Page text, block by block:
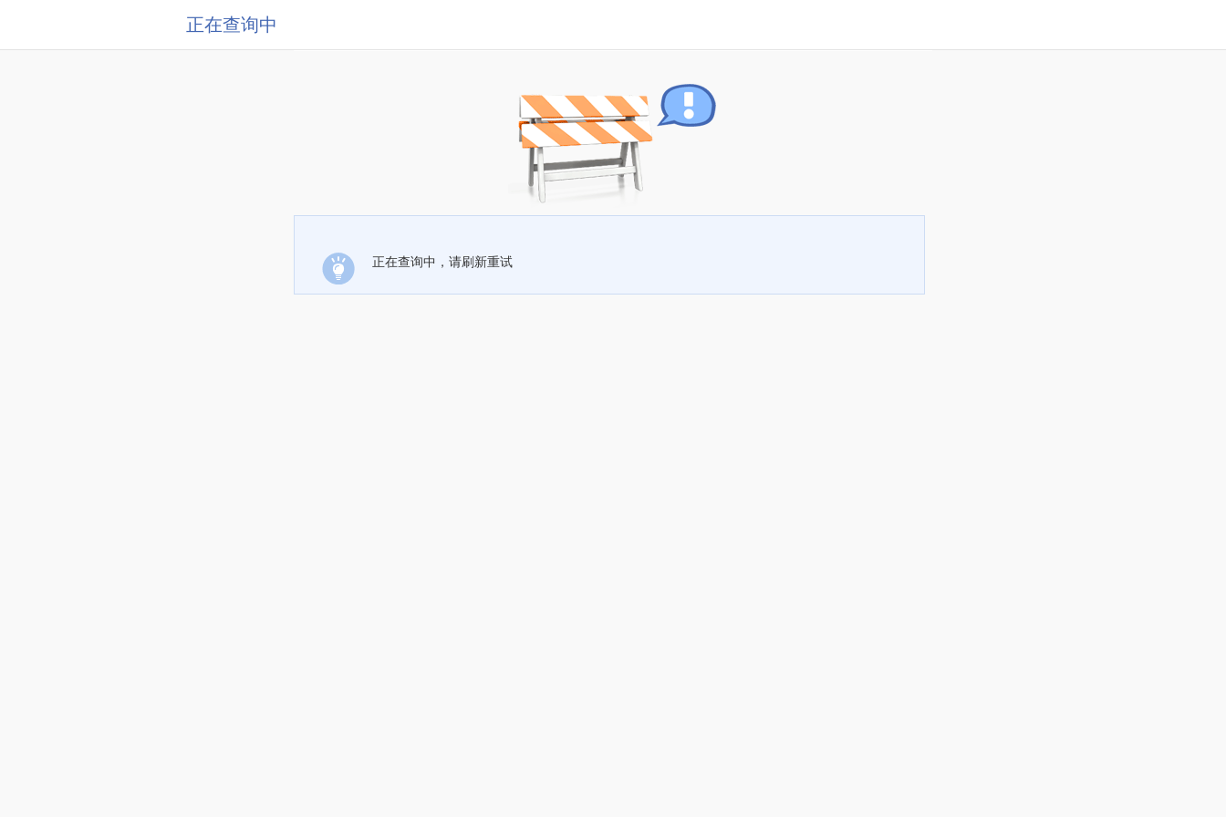
正在查询中
正在查询中，请刷新重试